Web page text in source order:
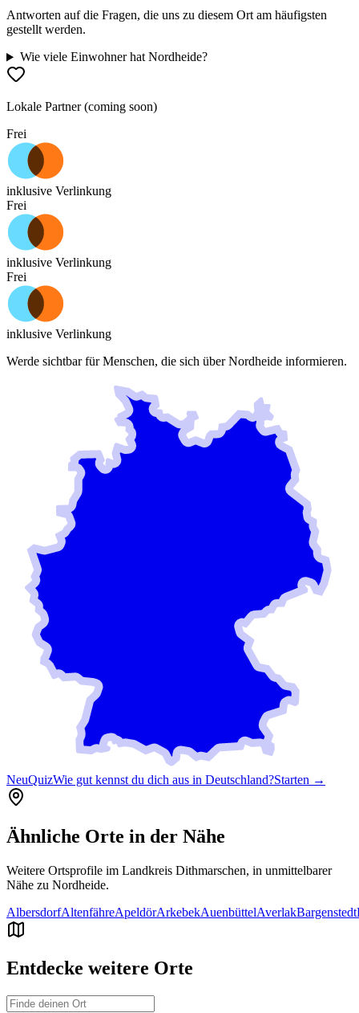
Antworten auf die Fragen, die uns zu diesem Ort am häufigsten
gestellt werden.
Wie viele Einwohner hat Nordheide?
Lokale Partner (coming soon)
Frei
inklusive Verlinkung
Frei
inklusive Verlinkung
Frei
inklusive Verlinkung
Werde sichtbar für Menschen, die sich überNordheide informieren.
NeuQuizWie gut kennst du dich aus in Deutschland?Starten →
Ähnliche Orte in der Nähe
Weitere Ortsprofile im Landkreis Dithmarschen, in unmittelbarer
Nähe zu Nordheide.
AlbersdorfAltenfähreApeldörArkebekAuenbüttelAverlakBargenstedt
Entdecke weitere Orte